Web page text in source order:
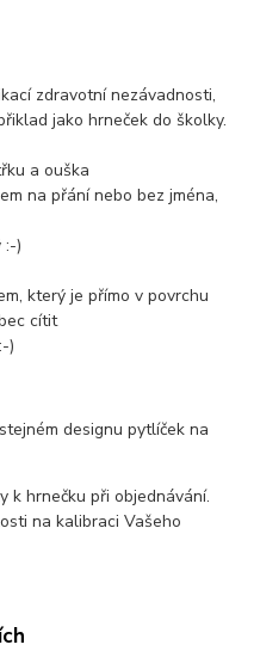
zdravotní nezávadnosti,
jako hrneček do školky.
a ouška
na přání nebo bez jména,
:-)
který je přímo v povrchu
cítit
)
designu pytlíček na
k hrnečku při objednávání.
na kalibraci Vašeho